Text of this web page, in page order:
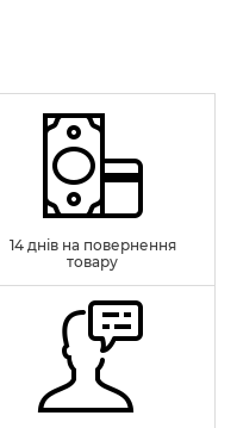
14 днів на повернення
товару